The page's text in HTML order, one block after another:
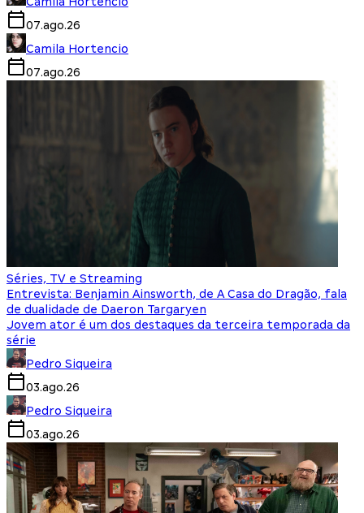
07.ago.26
Camila Hortencio
07.ago.26
Séries, TV e Streaming
Entrevista: Benjamin Ainsworth, de A Casa do Dragão, fala
de dualidade de Daeron Targaryen
Jovem ator é um dos destaques da terceira temporada da
série
Pedro Siqueira
03.ago.26
Pedro Siqueira
03.ago.26